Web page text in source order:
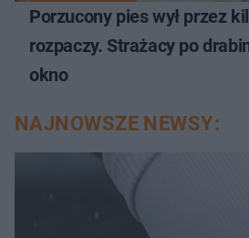
Porzucony pies wył przez
rozpaczy. Strażacy po
okno
NAJNOWSZE NEWSY: